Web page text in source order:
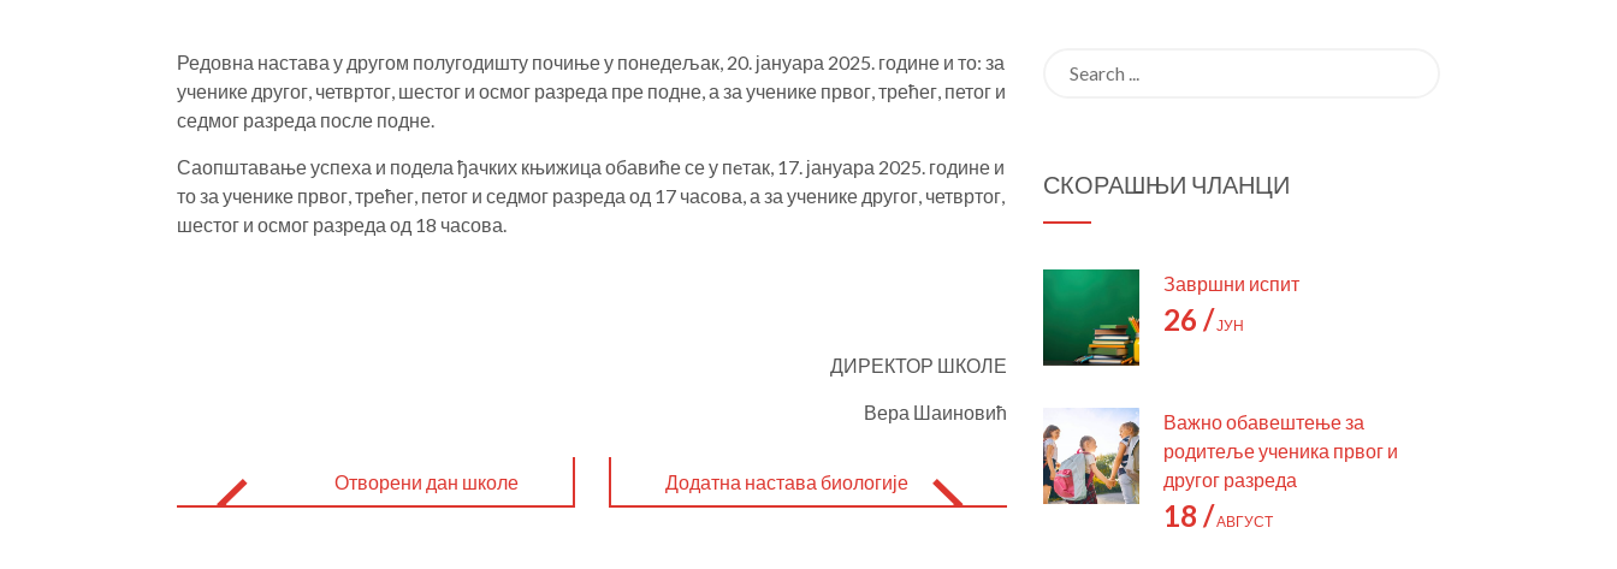
Редовна настава у другом полугодишту почиње у понедељак, 20. јануара 2025. године и то: за
ученике другог, четвртог, шестог и осмог разреда пре подне, а за ученике првог, трећег, петог и
седмог разреда после подне.
Саопштавање успеха и подела ђачких књижица обавиће се у пeтак, 17. јануара 2025. године и
то за ученике првог, трећег, петог и седмог разреда од 17 часова, а за ученике другог, четвртог,
шестог и осмог разреда од 18 часова.
ДИРЕКТОР ШКОЛЕ
Вера Шаиновић
navigation
Отворени дан школе Додатна настава биологије
Претрага:
СКОРАШЊИ ЧЛАНЦИ
Завршни испит
26 /ЈУН
Важно обавештење за
родитеље ученика првог и
другог разреда
18 /АВГУСТ